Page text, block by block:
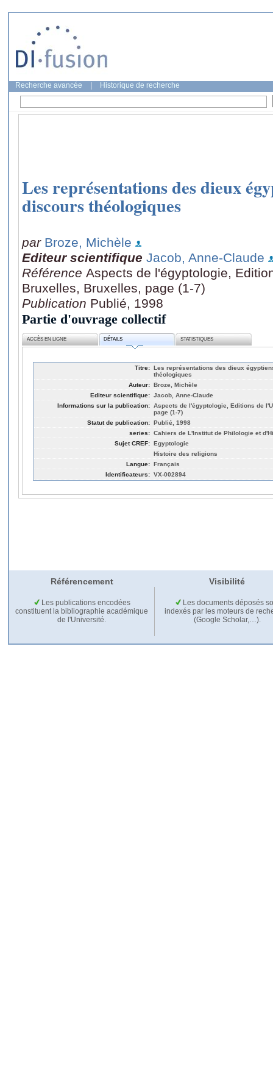
Recherche avancée Historique de recherche
Les représentations des dieux
discours théologiques
par Broze, Michèle
Editeur scientifique Jacob, Anne-Claude
Référence Aspects de l'égyptologie,
Bruxelles, Bruxelles, page (1-7)
Publication Publié, 1998
Partie d'ouvrage collectif
ACCÈS EN LIGNE DÉTAILS STATISTIQUES
Titre: Les représentations des dieux
théologiques
Auteur: Broze, Michèle
Editeur scientifique: Jacob, Anne-Claude
Informations sur la publication: Aspects de l'égyptologie, Editions de
page (1-7)
Statut de publication: Publié, 1998
series: Cahiers de L'Institut de Philologie et
Sujet CREF: Egyptologie
Histoire des religions
Langue: Français
Identificateurs: VX-002894
Référencement Visibilité
Les publications encodées
constituent la bibliographie académique
de l'Université.
Les documents déposés
indexés par les moteurs de
(Google Scholar,…).